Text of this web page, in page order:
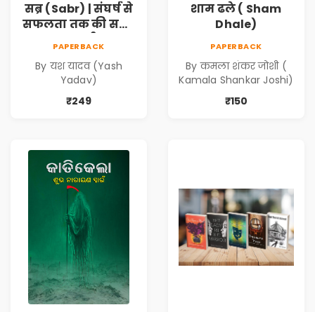
सब्र (Sabr) | संघर्ष से
सफलता तक की सच्ची
PAPERBACK
By यश यादव (Yash
Yadav)
₹249
शाम ढले ( Sham
Dhale)
PAPERBACK
By कमला शंकर जोशी (
Kamala Shankar Joshi)
₹150